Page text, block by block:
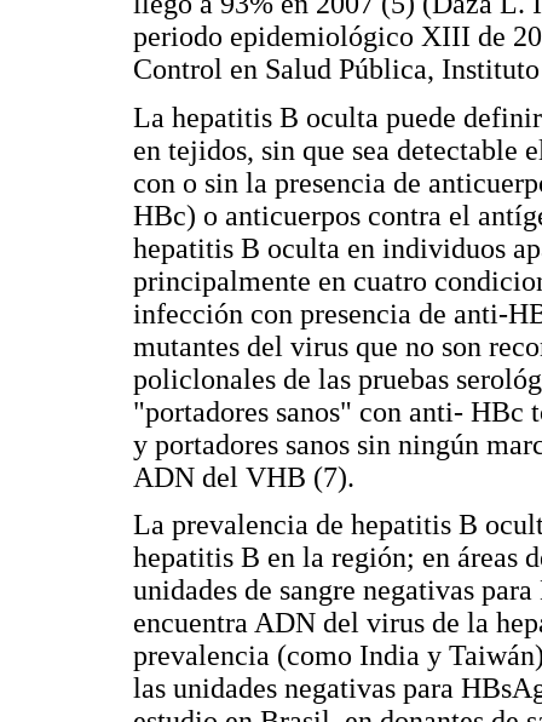
periodo epidemiológico XIII de
Control en Salud Pública,
La hepatitis B oculta puede
en tejidos, sin que sea
con o sin la presencia de
HBc) o anticuerpos contra el
hepatitis B oculta en individuos
principalmente en cuatro
infección con presencia de anti-
mutantes del virus que no son
policlonales de las pruebas
"portadores sanos" con anti- HBc
y portadores sanos sin ningún
ADN del VHB (7).
La prevalencia de hepatitis B
hepatitis B en la región; en áreas
unidades de sangre negativas
encuentra ADN del virus de la
prevalencia (como India y
las unidades negativas para